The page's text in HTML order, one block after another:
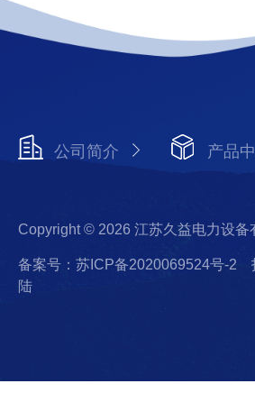
公司简介 产品
Copyright © 2026 江苏久益电力设备
备案号：苏ICP备2020069524号-2
陆